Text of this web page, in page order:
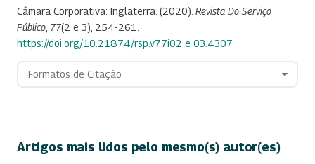
Câmara Corporativa: Inglaterra. (2020). Revista Do Serviço
Público 77(2 e 3), 254-261.
https://doi.org/10.21874/rsp.v77i02 e 03.4307
Formatos de Citação
Artigos mais lidos pelo mesmo(s) autor(es)